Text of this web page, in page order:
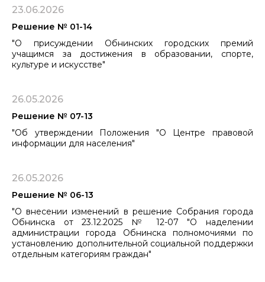
23.06.2026
Решение № 01-14
"О присуждении Обнинских городских премий
учащимся за достижения в образовании, спорте,
культуре и искусстве"
26.05.2026
Решение № 07-13
"Об утверждении Положения "О Центре правовой
информации для населения"
26.05.2026
Решение № 06-13
"О внесении изменений в решение Собрания города
Обнинска от 23.12.2025 № 12-07 "О наделении
администрации города Обнинска полномочиями по
установлению дополнительной социальной поддержки
отдельным категориям граждан"